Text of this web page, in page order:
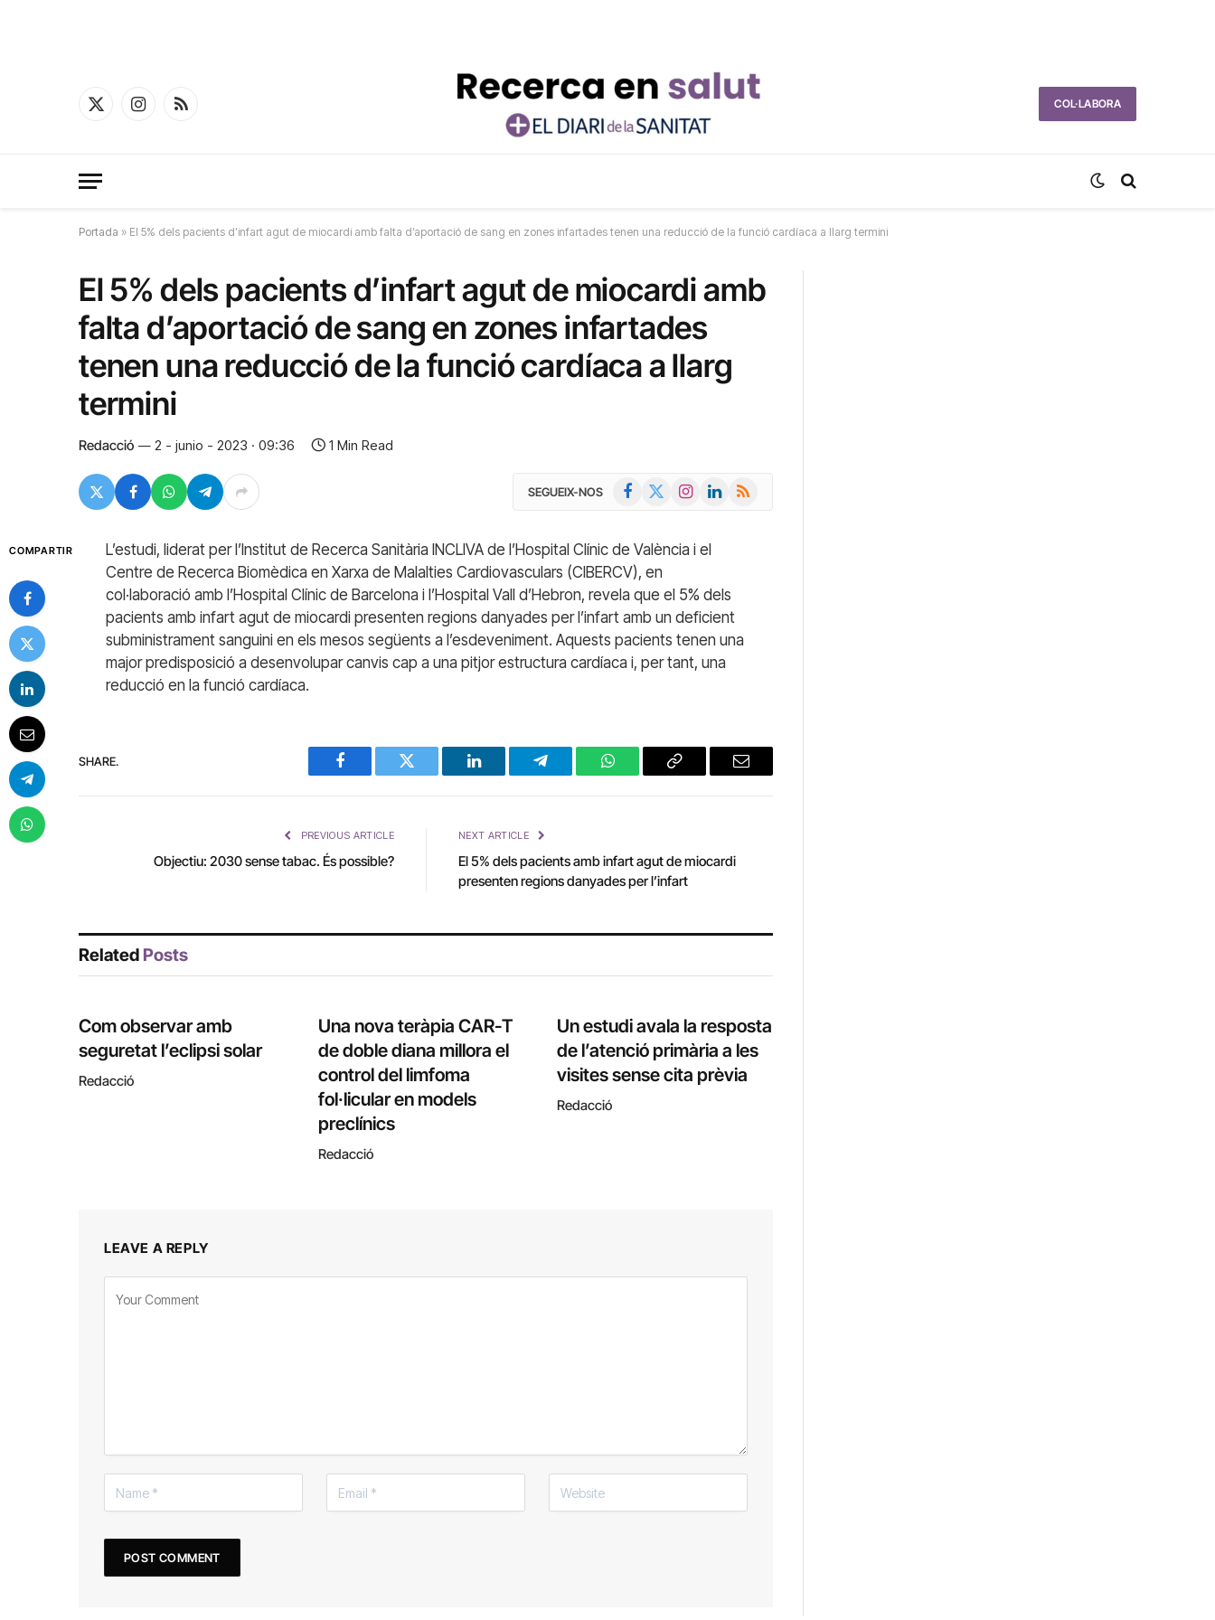
X
InstagramRSS
COL·LABORA
Portada » El 5% dels pacients d’infart agut de miocardi amb falta d’aportació de sang en zones infartades tenen una reducció de la funció cardíaca a llarg termini
El 5% dels pacients d’infart agut de miocardi amb
falta d’aportació de sang en zones infartades
tenen una reducció de la funció cardíaca a llarg
termini
Redacció 2 - junio - 2023 · 09:36 1 Min Read
SEGUEIX-NOS Facebook InstagramLinkedIn
RSS
COMPARTIR
L’estudi, liderat per l’Institut de Recerca Sanitària INCLIVA de l’Hospital Clínic de València i el
Centre de Recerca Biomèdica en Xarxa de Malalties Cardiovasculars (CIBERCV), en
col·laboració amb l’Hospital Clínic de Barcelona i l’Hospital Vall d’Hebron, revela que el 5% dels
pacients amb infart agut de miocardi presenten regions danyades per l’infart amb un deficient
subministrament sanguini en els mesos següents a l’esdeveniment. Aquests pacients tenen una
major predisposició a desenvolupar canvis cap a una pitjor estructura cardíaca i, per tant, una
reducció en la funció cardíaca.
SHARE.
Facebook Twitter LinkedIn Telegram WhatsAppCopy
Email
PREVIOUS ARTICLE
Objectiu: 2030 sense tabac. És possible?
NEXT ARTICLE
El 5% dels pacients amb infart agut de miocardi
presenten regions danyades per l’infart
Related Posts
Com observar amb
seguretat l’eclipsi solar
Redacció
Una nova teràpia CAR-T
de doble diana millora el
control del limfoma
fol·licular en models
preclínics
Redacció
Un estudi avala la resposta
de l’atenció primària a les
visites sense cita prèvia
Redacció
LEAVE A REPLY